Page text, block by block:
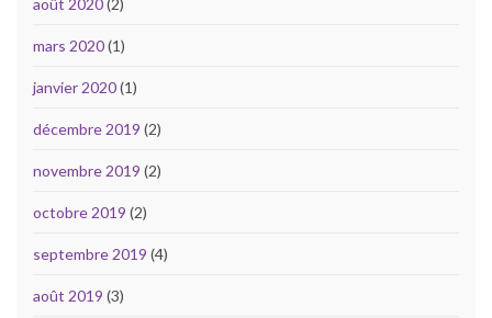
août 2020(2)
mars 2020(1)
janvier 2020(1)
décembre 2019 (2)
novembre 2019 (2)
octobre 2019 (2)
septembre 2019 (4)
août 2019 (3)